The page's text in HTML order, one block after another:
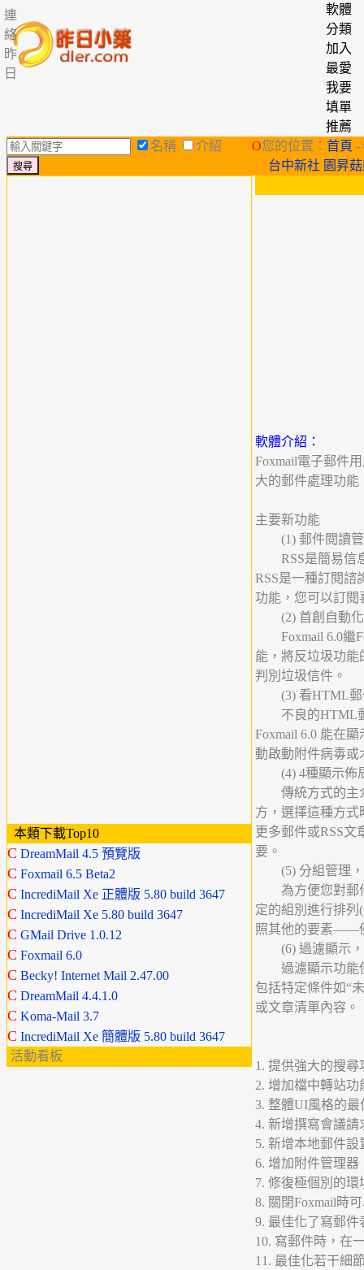
連
絡
昨
日
軟體
分類
加入
最愛
我要
填單
推薦
名稱
介紹 O您的位置： 首頁 -
台中新社 園昇
本類下載Top10
C DreamMail 4.5 預覽版
C Foxmail 6.5 Beta2
C IncrediMail Xe 正體版 5.80 build 3647
C IncrediMail Xe 5.80 build 3647
C GMail Drive 1.0.12
C Foxmail 6.0
C Becky! Internet Mail 2.47.00
C DreamMail 4.4.1.0
C Koma-Mail 3.7
C IncrediMail Xe 簡體版 5.80 build 3647
活動看板
軟體介紹：
Foxmail電子郵件
大的郵件處理功
主要新功能
(1) 郵件閱讀管
RSS是簡易信息
RSS是一種訂閱諮
功能，您可以訂閱
(2) 首創自動化
Foxmail 6.0繼
能，將反垃圾功
判別垃圾信件。
(3) 看HTML郵
不良的HTML郵
Foxmail 6.0 能在
動啟動附件病毒或
(4) 4種顯示佈
傳統方式的主介
方，選擇這種方
更多郵件或RSS
要。
(5) 分組管理，
為方便您對郵件
定的組別進行排列
照其他的要素——
(6) 過濾顯示，
過濾顯示功能使
包括特定條件如“
或文章清單內容。
1. 提供強大的搜
2. 增加檔中轉站功
3. 整體UI風格的
4. 新增撰寫會議
5. 新增本地郵件設
6. 增加附件管理器
7. 修復極個別的
8. 關閉Foxmail時
9. 最佳化了寫郵件
10. 寫郵件時，在
11. 最佳化若干細